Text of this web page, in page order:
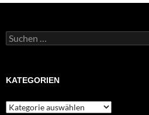
Suchen
nach:
KATEGORIEN
Kategorien